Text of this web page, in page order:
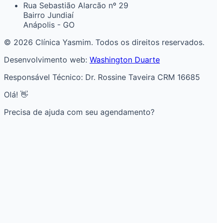
Rua Sebastião Alarcão nº 29
Bairro Jundiaí
Anápolis - GO
© 2026 Clínica Yasmim. Todos os direitos reservados.
Desenvolvimento web: Washington Duarte
Responsável Técnico: Dr. Rossine Taveira CRM 16685
Olá! 👋
Precisa de ajuda com seu agendamento?